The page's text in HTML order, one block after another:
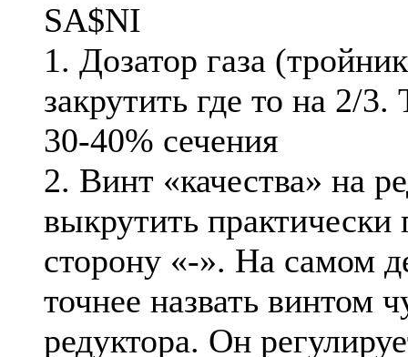
SA$NI
1. Дозатор газа
закрутить где то на 2/3.
30-40% сечения
2. Винт «качества» на
выкрутить
сторону «-». На самом
точнее назвать винтом
редуктора. Он